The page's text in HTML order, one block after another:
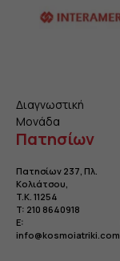
Διαγνωστική
Μονάδα
Πατησίων
Πατησίων 237, Πλ.
Κολιάτσου
T.K. 11254
T: 210 8640918
E:
info@kosmoiatriki.com